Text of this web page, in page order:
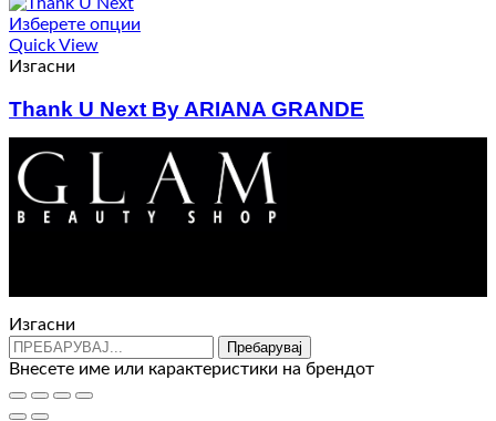
Изберете опции
Quick View
Изгасни
Thank U Next By ARIANA GRANDE
2.670ден – ден
Price
range:
2.670 ден
through
Изгасни
Пребарувај
Внесете име или карактеристики на брендот